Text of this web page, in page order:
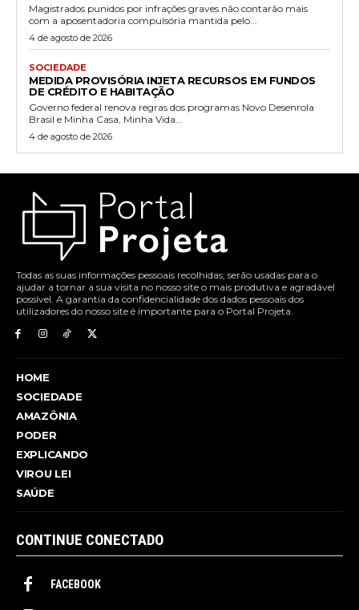
Magistrados punidos por infrações graves não contarão mais
com a aposentadoria compulsória mantida pelo...
4 de agosto de 2026
SOCIEDADE
MEDIDA PROVISÓRIA INJETA RECURSOS EM FUNDOS
DE CRÉDITO E HABITAÇÃO
Governo federal renova regras dos programas Novo Desenrola
Brasil e Minha Casa, Minha Vida...
4 de agosto de 2026
Todas as suas informações pessoais recolhidas, serão usadas para o
ajudar a tornar a sua visita no nosso site o mais produtiva e agradável
possível. A garantia da confidencialidade dos dados pessoais dos
utilizadores do nosso site é importante para o Portal Projeta.
HOME
SOCIEDADE
AMAZÔNIA
PODER
EXPLICANDO
VIROU LEI
SAÚDE
CONTINUE CONECTADO
FACEBOOK